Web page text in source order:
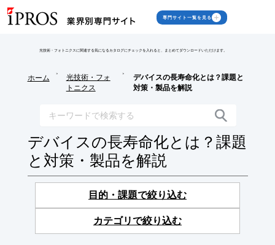
専門サイト一覧を見る
光技術・フォトニクスに関連する気になるカタログにチェックを入れると、まとめてダウンロードいただけます。
ホーム
>
光技術・フォ
トニクス
>
デバイスの長寿命化とは？課題と
対策・製品を解説
デバイスの長寿命化とは？課題
と対策・製品を解説
目的・課題で絞り込む
カテゴリで絞り込む